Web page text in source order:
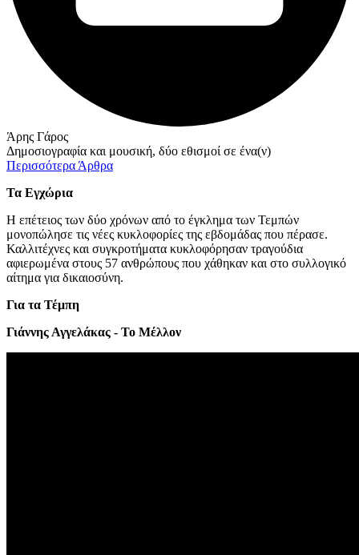
Άρης Γάρος
Δημοσιογραφία και μουσική, δύο εθισμοί σε ένα(ν)
Περισσότερα Άρθρα
Τα Εγχώρια
Η επέτειος των δύο χρόνων από το έγκλημα των Τεμπών
μονοπώλησε τις νέες κυκλοφορίες της εβδομάδας που πέρασε.
Καλλιτέχνες και συγκροτήματα κυκλοφόρησαν τραγούδια
αφιερωμένα στους 57 ανθρώπους που χάθηκαν και στο συλλογικό
αίτημα για δικαιοσύνη.
Για τα Τέμπη
Γιάννης Αγγελάκας - Το Μέλλον